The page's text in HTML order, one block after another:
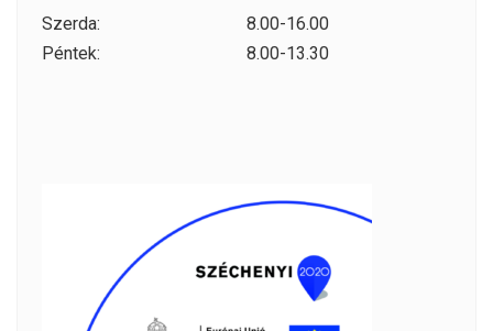
Szerda:
8.00-16.00
Péntek:
8.00-13.30